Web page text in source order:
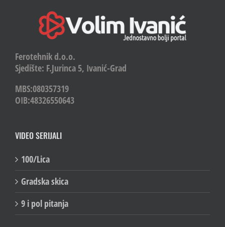
Ferotehnik d.o.o.
Sjedište: F.Jurinca 5, Ivanić-Grad
MBS:080357319
OIB:48326550643
VIDEO SERIJALI
100/Lica
Gradska skica
9 i pol pitanja